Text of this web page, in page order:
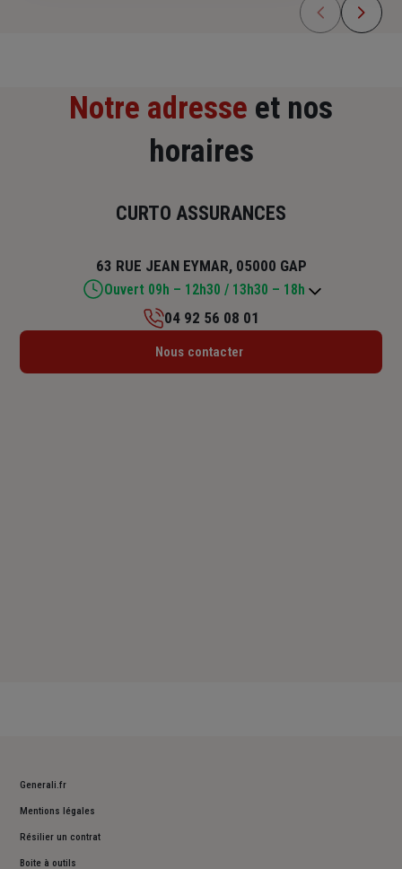
Notre adresse et nos
horaires
CURTO ASSURANCES
63 RUE JEAN EYMAR, 05000 GAP
Ouvert 09h – 12h30 / 13h30 – 18h
Lundi : 09h – 12h30 / 13h30 – 18h
04 92 56 08 01
Nous contacter
Generali.fr
Mentions légales
Résilier un contrat
Boite à outils